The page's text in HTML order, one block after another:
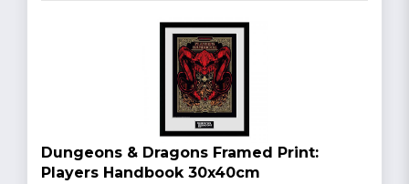
Dungeons & Dragons Framed Print:
Players Handbook 30x40cm